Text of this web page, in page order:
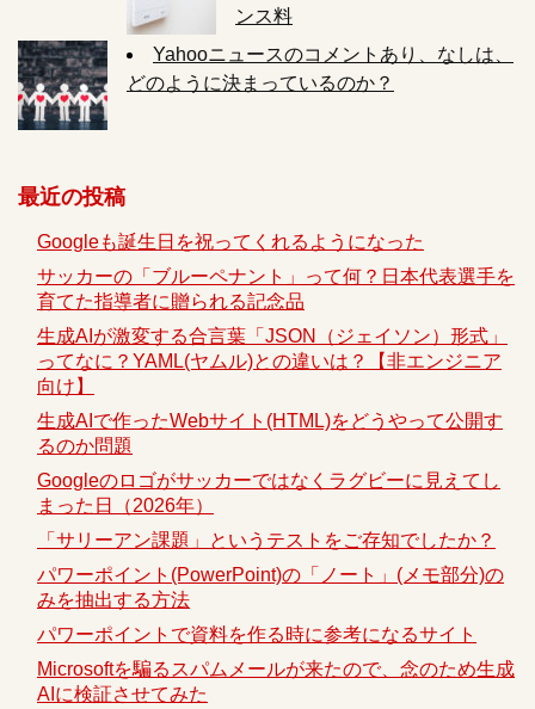
ンス料
Yahooニュースのコメントあり、なしは、
どのように決まっているのか？
最近の投稿
Googleも誕生日を祝ってくれるようになった
サッカーの「ブルーペナント」って何？日本代表選手を
育てた指導者に贈られる記念品
生成AIが激変する合言葉「JSON（ジェイソン）形式」
ってなに？YAML(ヤムル)との違いは？【非エンジニア
向け】
生成AIで作ったWebサイト(HTML)をどうやって公開す
るのか問題
Googleのロゴがサッカーではなくラグビーに見えてし
まった日（2026年）
「サリーアン課題」というテストをご存知でしたか？
パワーポイント(PowerPoint)の「ノート」(メモ部分)の
みを抽出する方法
パワーポイントで資料を作る時に参考になるサイト
Microsoftを騙るスパムメールが来たので、念のため生成
AIに検証させてみた